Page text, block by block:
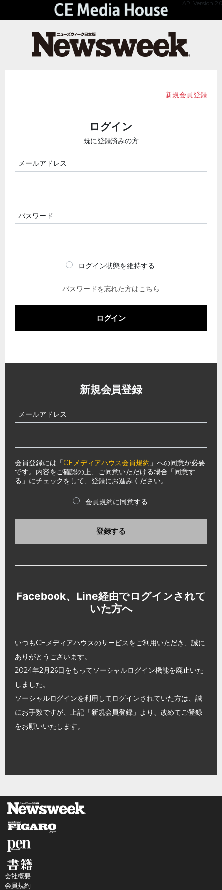
API Version 2.0
新規会員登録
ログイン
既に登録済みの方
メールアドレス
パスワード
ログイン状態を維持する
パスワードを忘れた方はこちら
ログイン
新規会員登録
メールアドレス
会員登録には「CEメディアハウス会員規約 」への同意が必要
です。内容をご確認の上、ご同意いただける場合「同意す
る」にチェックをして、登録にお進みください。
会員規約に同意する
登録する
Facebook、Line経由でログインされて
いた方へ
いつもCEメディアハウスのサービスをご利用いただき、誠に
ありがとうございます。
2024年2月26日をもってソーシャルログイン機能を廃止いた
しました。
ソーシャルログインを利用してログインされていた方は、誠
にお手数ですが、上記「新規会員登録」より、改めてご登録
をお願いいたします。
会社概要
会員規約